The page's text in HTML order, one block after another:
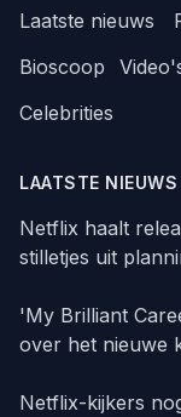
Laatste nieuws
Bioscoop
Celebrities
LAATSTE NIEUWS
Netflix haalt
stilletjes uit
'My Brilliant
over het nieuwe
Netflix-kijkers